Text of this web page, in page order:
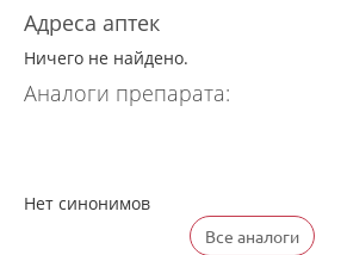
Адреса аптек
Ничего не найдено.
Аналоги препарата:
Нет синонимов
Все аналоги